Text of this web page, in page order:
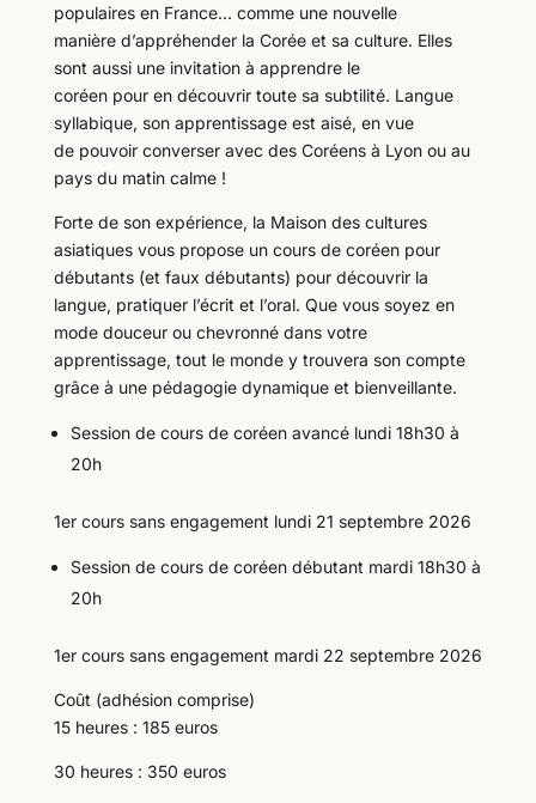
populaires en France… comme une nouvelle
manière d’appréhender la Corée et sa culture. Elles
sont aussi une invitation à apprendre le
coréen pour en découvrir toute sa subtilité. Langue
syllabique, son apprentissage est aisé, en vue
de pouvoir converser avec des Coréens à Lyon ou au
pays du matin calme !
Forte de son expérience, la Maison des cultures
asiatiques vous propose un cours de coréen pour
débutants (et faux débutants) pour découvrir la
langue, pratiquer l’écrit et l’oral. Que vous soyez en
mode douceur ou chevronné dans votre
apprentissage, tout le monde y trouvera son compte
grâce à une pédagogie dynamique et bienveillante.
Session de cours de coréen avancé lundi 18h30 à
20h
1er cours sans engagement lundi 21 septembre 2026
Session de cours de coréen débutant mardi 18h30 à
20h
1er cours sans engagement mardi 22 septembre 2026
Coût (adhésion comprise)
15 heures : 185 euros
30 heures : 350 euros